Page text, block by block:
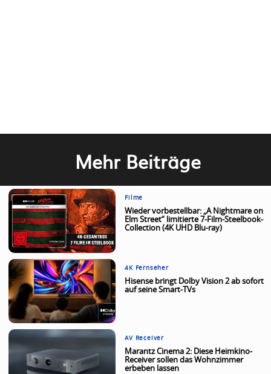
Mehr Beiträge
Filme
Wieder vorbestellbar: „A Nightmare on
Elm Street“ limitierte 7-Film-Steelbook-
Collection (4K UHD Blu-ray)
4K Fernseher
Hisense bringt Dolby Vision 2 ab sofort
auf seine Smart-TVs
AV Receiver
Marantz Cinema 2: Diese Heimkino-
Receiver sollen das Wohnzimmer
erbeben lassen